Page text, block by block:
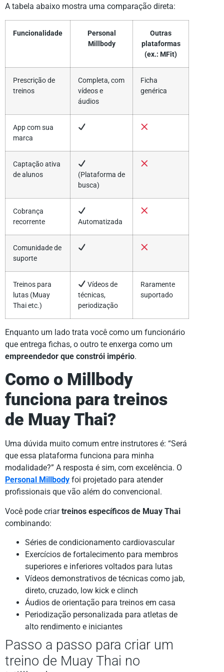
A tabela abaixo mostra uma comparação direta:
Funcionalidade
Personal
Millbody
Outras
plataformas
(ex.: MFit)
Prescrição de
treinos
Completa, com
vídeos e
áudios
Ficha
genérica
App com sua
marca
Captação ativa
de alunos
(Plataforma de
busca)
Cobrança
recorrente
Automatizada
Comunidade de
suporte
Treinos para
lutas (Muay
Thai etc.)
Vídeos de
técnicas,
periodização
Raramente
suportado
Enquanto um lado trata você como um funcionário
que entrega fichas, o outro te enxerga como um
empreendedor que constrói império.
Como o Millbody
funciona para treinos
de Muay Thai?
Uma dúvida muito comum entre instrutores é: “Será
que essa plataforma funciona para minha
modalidade?” A resposta é sim, com excelência. O
Personal Millbody foi projetado para atender
profissionais que vão além do convencional.
Você pode criartreinos específicos de Muay Thai
combinando:
Séries de condicionamento cardiovascular
Exercícios de fortalecimento para membros
superiores e inferiores voltados para lutas
Vídeos demonstrativos de técnicas como jab,
direto, cruzado, low kick e clinch
Áudios de orientação para treinos em casa
Periodização personalizada para atletas de
alto rendimento e iniciantes
Passo a passo para criar um
treino de Muay Thai no